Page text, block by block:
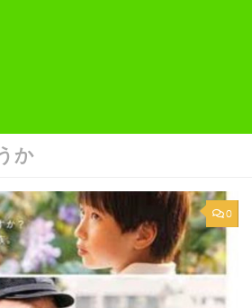
か
0